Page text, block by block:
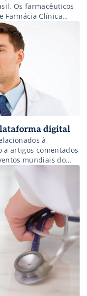
Os farmacêuticos
Estadual de
digital
à
a artigos comentados
mundiais do